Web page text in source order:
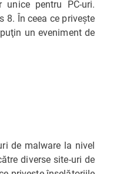
pentru PC-uri.
8. În ceea ce priveşte
un eveniment de
de malware la nivel
diverse site-uri de